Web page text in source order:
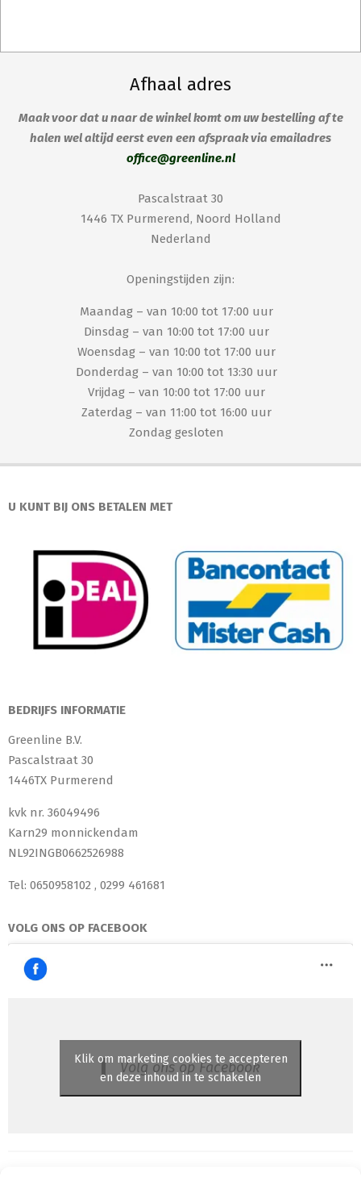
Afhaal adres
Maak voor dat u naar de winkel komt om uw bestelling af te
halen wel altijd eerst even een afspraak via emailadres
office@greenline.nl
Pascalstraat 30
1446 TX Purmerend, Noord Holland
Nederland
Openingstijden zijn:
Maandag – van 10:00 tot 17:00 uur
Dinsdag – van 10:00 tot 17:00 uur
Woensdag – van 10:00 tot 17:00 uur
Donderdag – van 10:00 tot 13:30 uur
Vrijdag – van 10:00 tot 17:00 uur
Zaterdag – van 11:00 tot 16:00 uur
Zondag gesloten
U KUNT BIJ ONS BETALEN MET
BEDRIJFS INFORMATIE
Greenline B.V.
Pascalstraat 30
1446TX Purmerend
kvk nr. 36049496
Karn29 monnickendam
NL92INGB0662526988
Tel: 0650958102 , 0299 461681
VOLG ONS OP FACEBOOK
Volg ons op Facebook
Klik om marketing cookies te accepteren
en deze inhoud in te schakelen